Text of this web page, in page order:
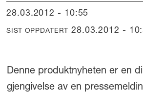
28.03.2012 - 10:55
SIST OPPDATERT 28.03.2012 -
Denne produktnyheten er en
gjengivelse av en